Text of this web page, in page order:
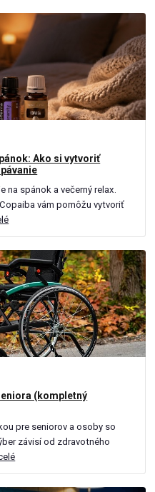
Ako si vytvoriť
na spánok a večerný relax.
vám pomôžu vytvoriť
(kompletný
pre seniorov a osoby so
závisí od zdravotného